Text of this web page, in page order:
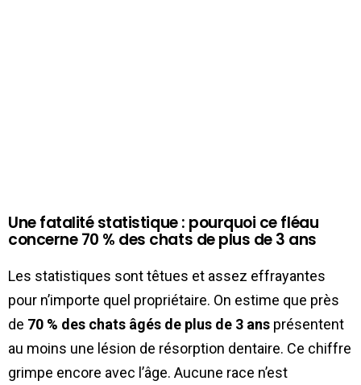
Une fatalité statistique : pourquoi ce fléau
concerne 70 % des chats de plus de 3 ans
Les statistiques sont têtues et assez effrayantes
pour n’importe quel propriétaire. On estime que près
de 70 % des chats âgés de plus de 3 ans présentent
au moins une lésion de résorption dentaire. Ce chiffre
grimpe encore avec l’âge. Aucune race n’est